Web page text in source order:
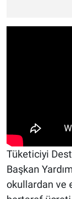
Tüketiciyi
Başkan
okullardan ve